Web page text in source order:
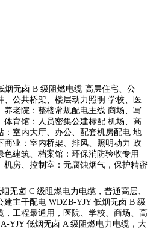
烟无卤 B 级阻燃电缆 高层住宅、公
、公共桥架、楼层动力照明 学校、医
养老院：整楼常规配电主线 商场、写
体育馆：人员密集公建标配 机场、高
：室内大厅、办公、配套机房配电 地
商业：室内桥架、排风、照明动力 政
色建筑、档案馆：环保消防验收专用
机房、控制室：无腐蚀烟气，保护精密
无卤 C 级阻燃电力电缆，普通高层、
建主干配电 WDZB-YJY 低烟无卤 B 级
，工程最通用，医院、学校、商场、高
YJY 低烟无卤 A 级阻燃电力电缆，大